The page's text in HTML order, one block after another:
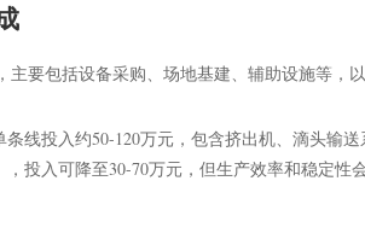
要包括设备采购、场地基建、辅助设施等，
线投入约50-120万元，包含挤出机、滴头输
投入可降至30-70万元，但生产效率和稳定性会